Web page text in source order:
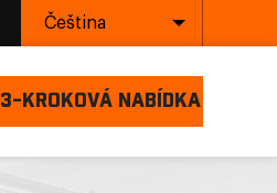
Čeština
3-KROKOVÁ NABÍDKA